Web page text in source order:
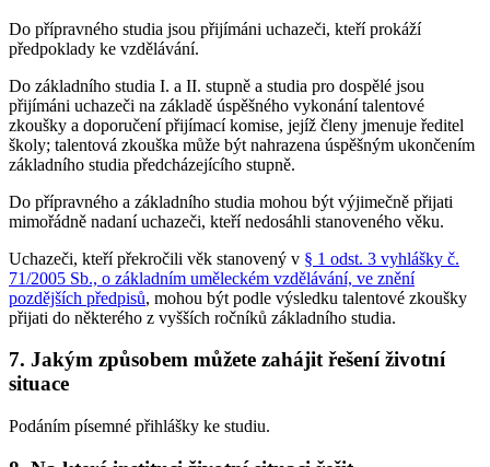
Do přípravného studia jsou přijímáni uchazeči, kteří prokáží
předpoklady ke vzdělávání.
Do základního studia I. a II. stupně a studia pro dospělé jsou
přijímáni uchazeči na základě úspěšného vykonání talentové
zkoušky a doporučení přijímací komise, jejíž členy jmenuje ředitel
školy; talentová zkouška může být nahrazena úspěšným ukončením
základního studia předcházejícího stupně.
Do přípravného a základního studia mohou být výjimečně přijati
mimořádně nadaní uchazeči, kteří nedosáhli stanoveného věku.
Uchazeči, kteří překročili věk stanovený v § 1 odst. 3 vyhlášky č.
71/2005 Sb., o základním uměleckém vzdělávání, ve znění
pozdějších předpisů, mohou být podle výsledku talentové zkoušky
přijati do některého z vyšších ročníků základního studia.
7. Jakým způsobem můžete zahájit řešení životní
situace
Podáním písemné přihlášky ke studiu.